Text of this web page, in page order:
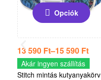
Opciók
13 590 Ft–15 590 Ft
Akár ingyen szállítás
Stitch mintás kutyanyakörv